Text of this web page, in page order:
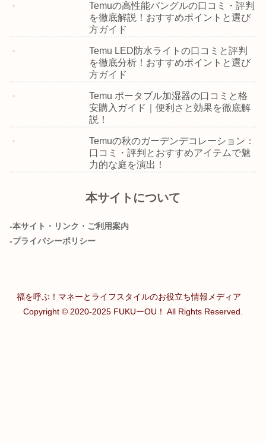
Temuの高性能バングルの口コミ・評判
を徹底解説！おすすめポイントと選び
方ガイド
Temu LED防水ライトの口コミと評判
を徹底分析！おすすめポイントと選び
方ガイド
Temu ポータブル加湿器の口コミと格
安購入ガイド｜便利さと効果を徹底解
説！
Temuの秋のガーデンデコレーション：
口コミ・評判とおすすめアイテムで魅
力的な庭を演出！
本サイトについて
-本サイト・リンク・ご利用案内
-プライバシーポリシー
福を呼ぶ！マネーとライフスタイルのお役立ち情報メディア
Copyright © 2020-2025 FUKUーOU！ All Rights Reserved.